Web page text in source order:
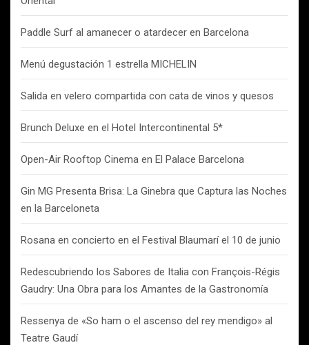
Paddle Surf al amanecer o atardecer en Barcelona
Menú degustación 1 estrella MICHELIN
Salida en velero compartida con cata de vinos y quesos
Brunch Deluxe en el Hotel Intercontinental 5*
Open-Air Rooftop Cinema en El Palace Barcelona
Gin MG Presenta Brisa: La Ginebra que Captura las Noches
en la Barceloneta
Rosana en concierto en el Festival Blaumarí el 10 de junio
Redescubriendo los Sabores de Italia con François-Régis
Gaudry: Una Obra para los Amantes de la Gastronomía
Ressenya de «So ham o el ascenso del rey mendigo» al
Teatre Gaudí